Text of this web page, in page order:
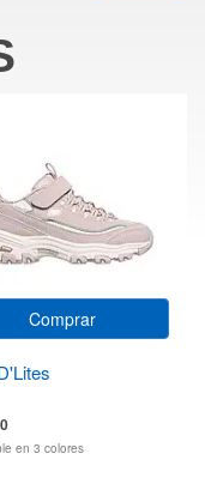
Comprar
en 3 colores